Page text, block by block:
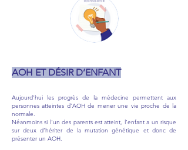
Aujourd’hui les progrès de la médecine permettent aux
personnes atteintes d’AOH de mener une vie proche de la
normale.
Néanmoins si l’un des parents est atteint, l’enfant a un risque
sur deux d’hériter de la mutation génétique et donc de
présenter un AOH.
AOH ET DÉSIR D’ENFANT